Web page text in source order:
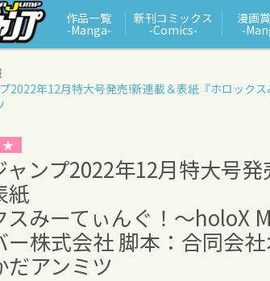
作品一覧
‑Manga‑
新刊コミックス
‑Comics‑
漫画
2022年12月特大号発売!新連載＆表紙 『ホロック
ャンプ2022年12月特大号発
紙
スみーてぃんぐ！〜holoX
ー株式会社 脚本：合同会
だアンミツ